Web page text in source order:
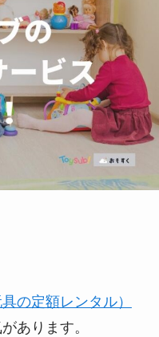
の定額レンタル）
あります。